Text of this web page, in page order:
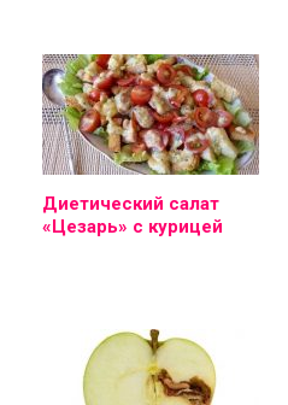
Диетический салат
«Цезарь» с курицей